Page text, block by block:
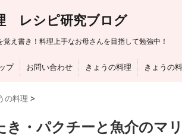
レシピ研究ブログ
覚え書き！料理上手なお母さんを目指して勉強中！
プ お問い合わせ きょうの料理 きょうの
の料理 >
き・パクチーと魚介のマ